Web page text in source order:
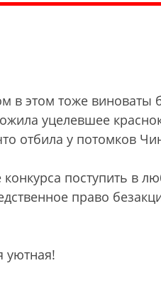
в этом тоже
уцелевшее
отбила у потомков
поступить в
право
уютная!